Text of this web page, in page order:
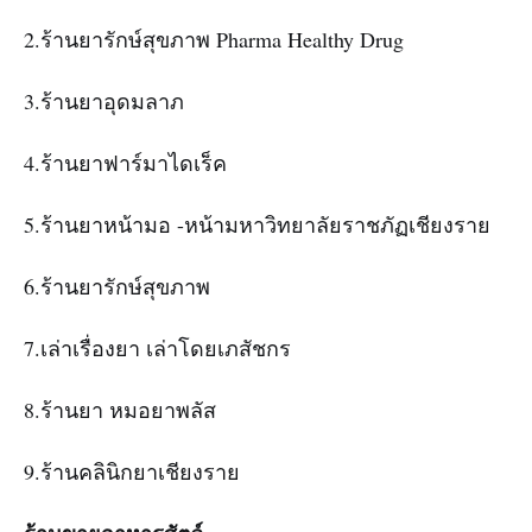
2.ร้านยารักษ์สุขภาพ Pharma Healthy Drug
3.ร้านยาอุดมลาภ
4.ร้านยาฟาร์มาไดเร็ค
5.ร้านยาหน้ามอ -หน้ามหาวิทยาลัยราชภัฏเชียงราย
6.ร้านยารักษ์สุขภาพ
7.เล่าเรื่องยา เล่าโดยเภสัชกร
8.ร้านยา หมอยาพลัส
9.ร้านคลินิกยาเชียงราย